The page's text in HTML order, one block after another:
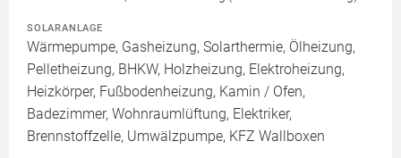
SOLARANLAGE
Wärmepumpe, Gasheizung, Solarthermie, Ölheizung,
Pelletheizung, BHKW, Holzheizung, Elektroheizung,
Heizkörper, Fußbodenheizung, Kamin / Ofen,
Badezimmer, Wohnraumlüftung, Elektriker,
Brennstoffzelle, Umwälzpumpe, KFZ Wallboxen